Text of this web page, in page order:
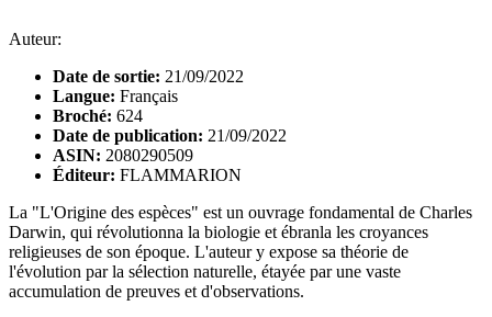
Auteur:
Date de sortie: 21/09/2022
Langue: Français
Broché: 624
Date de publication: 21/09/2022
ASIN: 2080290509
Éditeur: FLAMMARION
La "L'Origine des espèces" est un ouvrage fondamental de Charles
Darwin, qui révolutionna la biologie et ébranla les croyances
religieuses de son époque. L'auteur y expose sa théorie de
l'évolution par la sélection naturelle, étayée par une vaste
accumulation de preuves et d'observations.